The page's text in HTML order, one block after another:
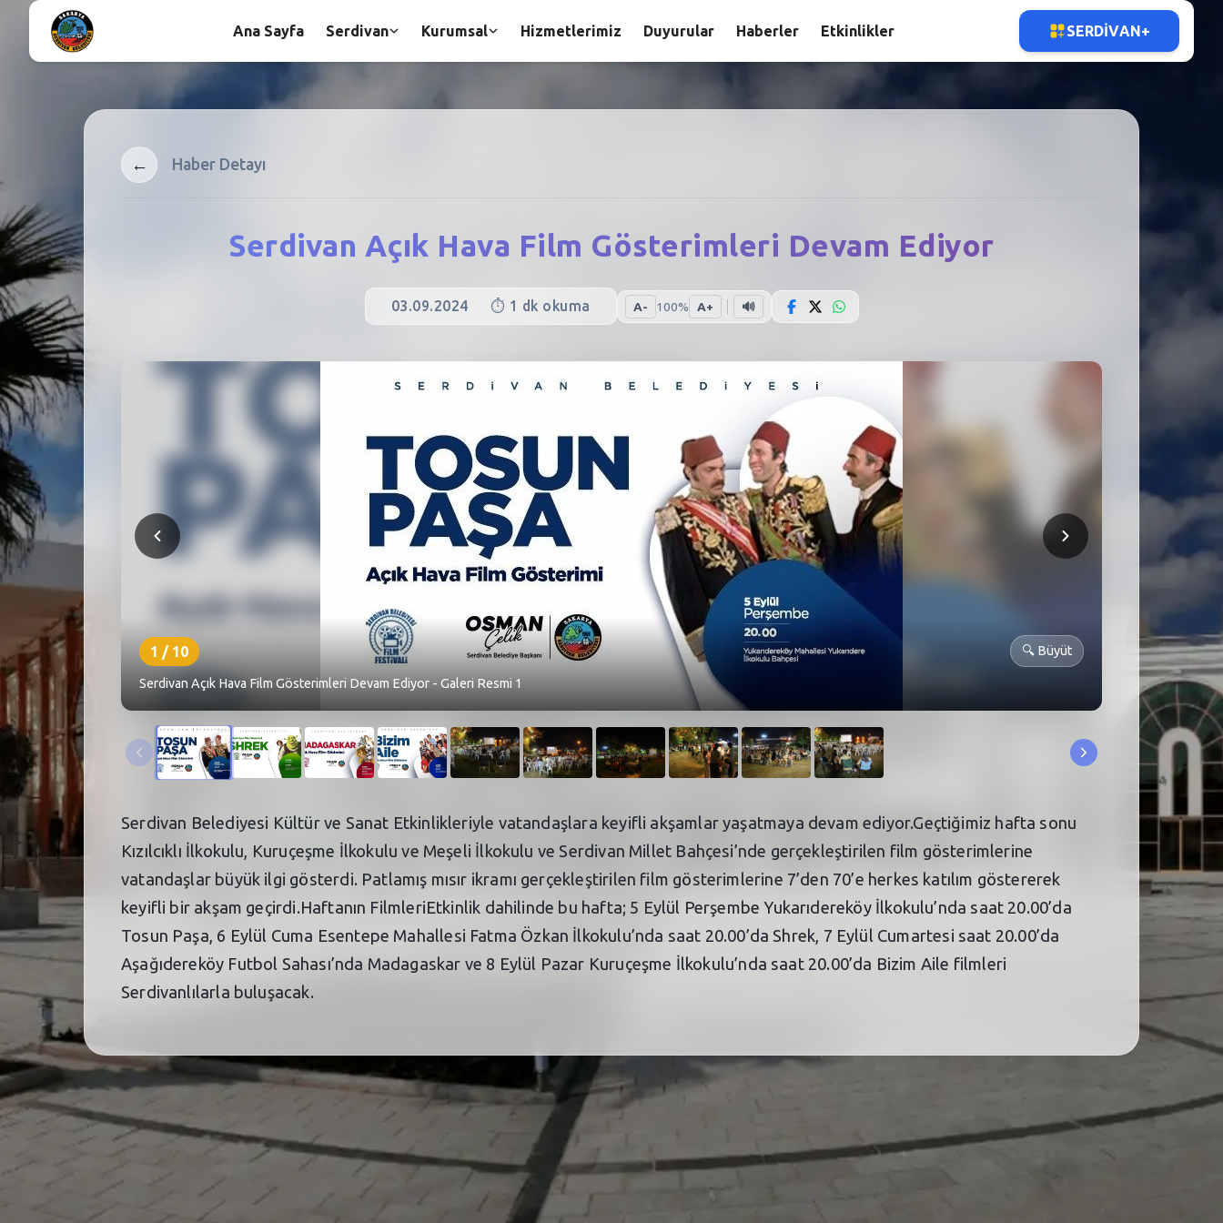
← Haber Detayı
Serdivan Açık Hava Film Gösterimleri Devam Ediyor
03.09.2024 ⏱️ 1 dk okuma A- 100% A+ 🔊
1 / 10 🔍 Büyüt
Serdivan Açık Hava Film Gösterimleri Devam Ediyor - Galeri Resmi 1
Serdivan Belediyesi Kültür ve Sanat Etkinlikleriyle vatandaşlara keyifli akşamlar yaşatmaya devam ediyor.Geçtiğimiz hafta sonu
Kızılcıklı İlkokulu, Kuruçeşme İlkokulu ve Meşeli İlkokulu ve Serdivan Millet Bahçesi’nde gerçekleştirilen film gösterimlerine
vatandaşlar büyük ilgi gösterdi. Patlamış mısır ikramı gerçekleştirilen film gösterimlerine 7’den 70’e herkes katılım göstererek
keyifli bir akşam geçirdi.Haftanın FilmleriEtkinlik dahilinde bu hafta; 5 Eylül Perşembe Yukarıdereköy İlkokulu’nda saat 20.00’da
Tosun Paşa, 6 Eylül Cuma Esentepe Mahallesi Fatma Özkan İlkokulu’nda saat 20.00’da Shrek, 7 Eylül Cumartesi saat 20.00’da
Aşağıdereköy Futbol Sahası’nda Madagaskar ve 8 Eylül Pazar Kuruçeşme İlkokulu’nda saat 20.00’da Bizim Aile filmleri
Serdivanlılarla buluşacak.
Ana Sayfa Serdivan Kurumsal Hizmetlerimiz Duyurular Haberler Etkinlikler SERDIVAN+